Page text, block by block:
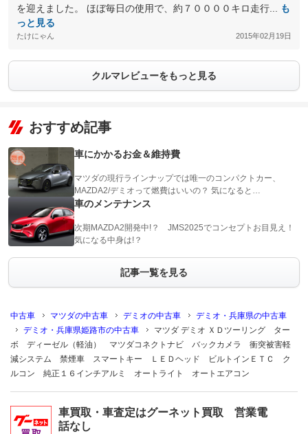
を迎えました。 ほぼ毎日の使用で、約７００００キロ走行...
も
っと見る
たけにゃん 2015年02月19日
クルマレビューをもっと見る
おすすめ記事
車にかかるお金＆維持費
マツダの現行ラインナップでは唯一のコンパクトカー、
MAZDA2/デミオって燃費はいいの？ 気になると…
車のメンテナンス
次期MAZDA2開発中!？ JMS2025でコンセプトお目見え！
気になる中身は!？
記事一覧を見る
中古車 マツダの中古車 デミオの中古車
デミオ・兵庫県の中古車
デミオ・兵庫県姫路市の中古車
マツダ デミオ ＸＤツーリング ター
ボ ディーゼル（軽油） マツダコネクトナビ バックカメラ 衝突被害軽
減システム 禁煙車 スマートキー ＬＥＤヘッド ビルトインＥＴＣ ク
ルコン 純正１６インチアルミ オートライト オートエアコン
車買取・車査定はグーネット買取 営業電
話なし